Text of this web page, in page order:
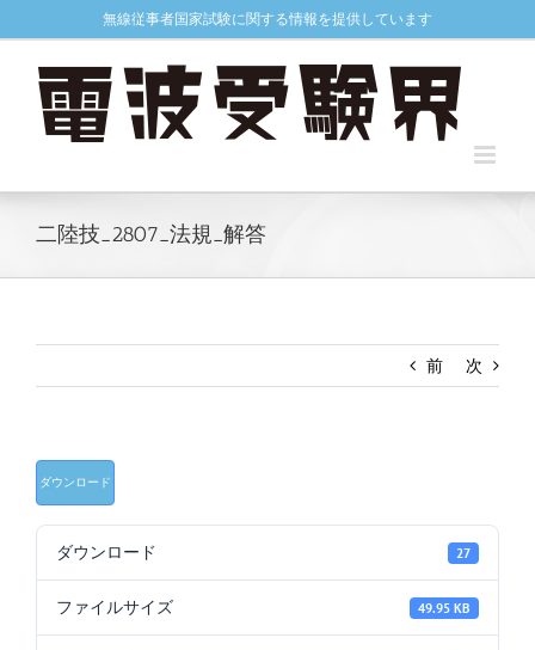
to
無線従事者国家試験に関する情報を提供しています
二陸技_2807_法規_解答
前 次
ダウンロード
ダウンロード 27
ファイルサイズ 49.95 KB